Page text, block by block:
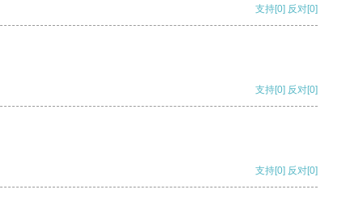
支持[0] 反对[0]
支持[0] 反对[0]
支持[0] 反对[0]